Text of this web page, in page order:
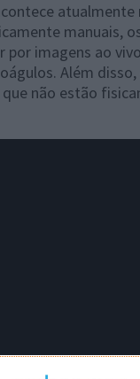
atualmente
manuais,
por imagens ao
Além
não estão